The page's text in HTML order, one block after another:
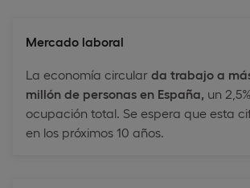
Mercado laboral
La economía circular da trabajo a
millón de personas en España, un
ocupación total. Se espera que esta
en los próximos 10 años.